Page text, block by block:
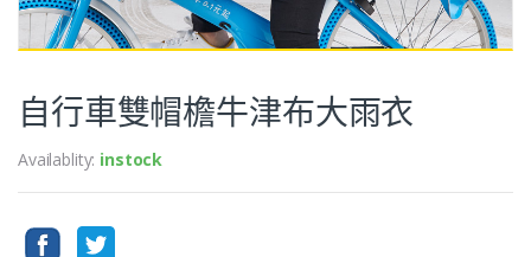
自行車雙帽檐牛津布大雨衣
Availablity: instock